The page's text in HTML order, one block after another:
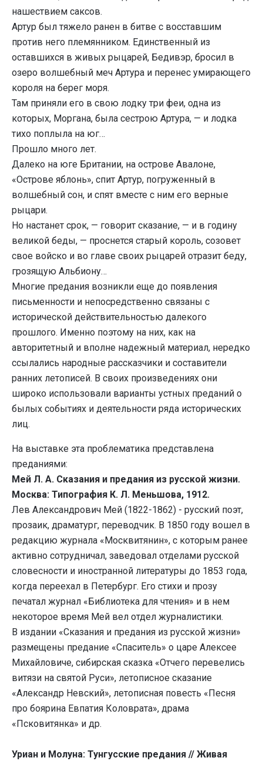
нашествием саксов.
Артур был тяжело ранен в битве с восставшим
против него племянником. Единственный из
оставшихся в живых рыцарей, Бедивэр, бросил в
озеро волшебный меч Артура и перенес умирающего
короля на берег моря.
Там приняли его в свою лодку три феи, одна из
которых, Моргана, была сестрою Артура, — и лодка
тихо поплыла на юг…
Прошло много лет.
Далеко на юге Британии, на острове Авалоне,
«Острове яблонь», спит Артур, погруженный в
волшебный сон, и спят вместе с ним его верные
рыцари.
Но настанет срок, — говорит сказание, — и в годину
великой беды, — проснется старый король, созовет
свое войско и во главе своих рыцарей отразит беду,
грозящую Альбиону…
Многие предания возникли еще до появления
письменности и непосредственно связаны с
исторической действительностью далекого
прошлого. Именно поэтому на них, как на
авторитетный и вполне надежный материал, нередко
ссылались народные рассказчики и составители
ранних летописей. В своих произведениях они
широко использовали варианты устных преданий о
былых событиях и деятельности ряда исторических
лиц.
На выставке эта проблематика представлена
преданиями:
Мей Л. А. Сказания и предания из русской жизни.
Москва: Типография К. Л. Меньшова, 1912.
Лев Александрович Мей (1822-1862) - русский поэт,
прозаик, драматург, переводчик. В 1850 году вошел в
редакцию журнала «Москвитянин», с которым ранее
активно сотрудничал, заведовал отделами русской
словесности и иностранной литературы до 1853 года,
когда переехал в Петербург. Его стихи и прозу
печатал журнал «Библиотека для чтения» и в нем
некоторое время Мей вел отдел журналистики.
В издании «Сказания и предания из русской жизни»
размещены предание «Спаситель» о царе Алексее
Михайловиче, сибирская сказка «Отчего перевелись
витязи на святой Руси», летописное сказание
«Александр Невский», летописная повесть «Песня
про боярина Евпатия Коловрата», драма
«Псковитянка» и др.
Уриан и Молуна: Тунгусские предания // Живая